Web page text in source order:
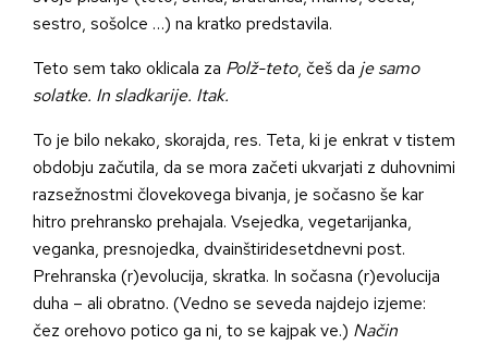
sestro, sošolce …) na kratko predstavila.
Teto sem tako oklicala za Polž-teto, češ da je samo
solatke. In sladkarije. Itak.
To je bilo nekako, skorajda, res. Teta, ki je enkrat v tistem
obdobju začutila, da se mora začeti ukvarjati z duhovnimi
razsežnostmi človekovega bivanja, je sočasno še kar
hitro prehransko prehajala. Vsejedka, vegetarijanka,
veganka, presnojedka, dvainštiridesetdnevni post.
Prehranska (r)evolucija, skratka. In sočasna (r)evolucija
duha – ali obratno. (Vedno se seveda najdejo izjeme:
čez orehovo potico ga ni, to se kajpak ve.) Način